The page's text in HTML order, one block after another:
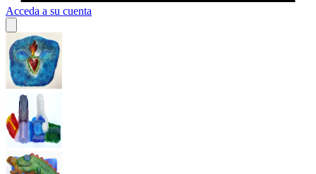
Acceda a su cuenta